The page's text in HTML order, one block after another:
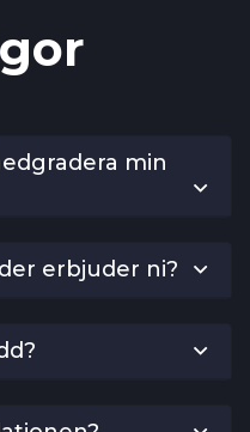
min
erbjuder ni?